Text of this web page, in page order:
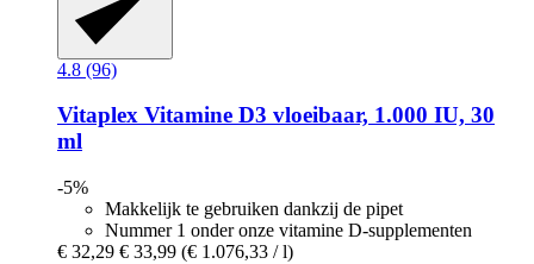
4.8 (96)
Vitaplex Vitamine D3 vloeibaar, 1.000 IU, 30
ml
-5%
Makkelijk te gebruiken dankzij de pipet
Nummer 1 onder onze vitamine D-supplementen
€ 32,29 € 33,99 (€ 1.076,33 / l)